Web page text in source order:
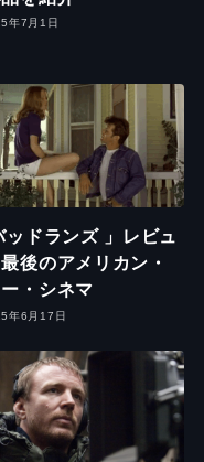
年7月1日
ッドランズ 」レビュ
後のアメリカン・
・シネマ
年6月17日